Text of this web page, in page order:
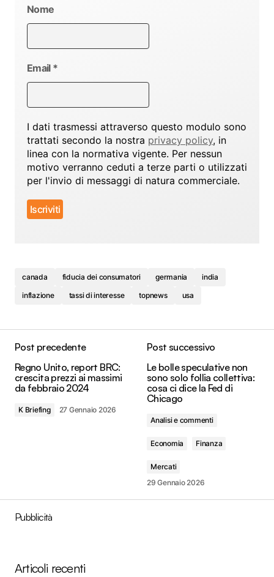
Nome
Email *
I dati trasmessi attraverso questo modulo sono
trattati secondo la nostra privacy policy, in
linea con la normativa vigente. Per nessun
motivo verranno ceduti a terze parti o utilizzati
per l'invio di messaggi di natura commerciale.
canada fiducia dei consumatori germania
india
inflazione
tassi di interesse topnews usa
Post precedente
Regno Unito, report BRC:
crescita prezzi ai massimi
da febbraio 2024
K Briefing 27 Gennaio 2026
Post successivo
Le bolle speculative non
sono solo follia collettiva:
cosa ci dice la Fed di
Chicago
Analisi e commenti
Economia Finanza
Mercati
29 Gennaio 2026
Pubblicità
Articoli recenti